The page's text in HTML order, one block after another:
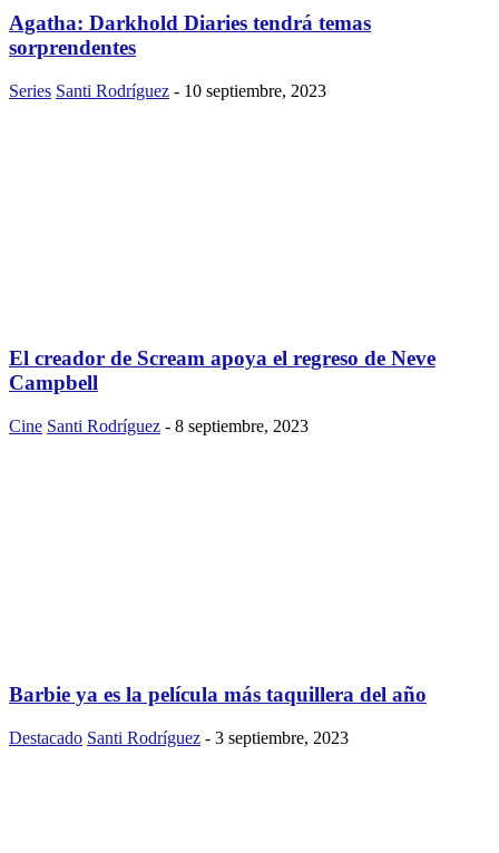
Agatha: Darkhold Diaries tendrá temas
sorprendentes
Series Santi Rodríguez - 10 septiembre, 2023
El creador de Scream apoya el regreso de Neve
Campbell
Cine Santi Rodríguez - 8 septiembre, 2023
Barbie ya es la película más taquillera del año
Destacado Santi Rodríguez - 3 septiembre, 2023